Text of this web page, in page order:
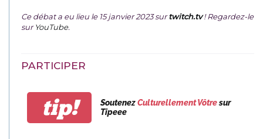
Ce débat a eu lieu le 15 janvier 2023 surtwitch.tv ! Regardez-le
surYouTube.
PARTICIPER
tip! SoutenezCulturellement Vôtresur
Tipeee